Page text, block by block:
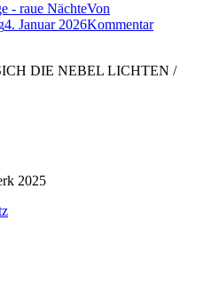
- raue NächteVon
4. Januar 2026Kommentar
DIE NEBEL LICHTEN /
2025